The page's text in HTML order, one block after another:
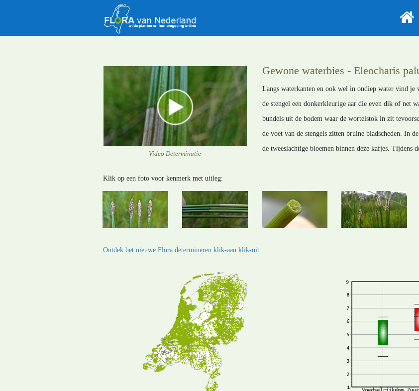
Video Determinatie
Gewone waterbies - Eleocharis
Langs waterkanten en ook wel in ondiep water vind je
de stengel een donkerkleurige aar die even dik of net
bundels uit de bodem waar de wortelstok in zit
de voet van de stengels zitten bruine bladscheden. In
de tweeslachtige bloemen binnen deze kafjes. Tijdens
Klik op een foto voor kenmerk met uitleg:
Ontdek het nieuwe Flora determineren klik-aan klik-uit.